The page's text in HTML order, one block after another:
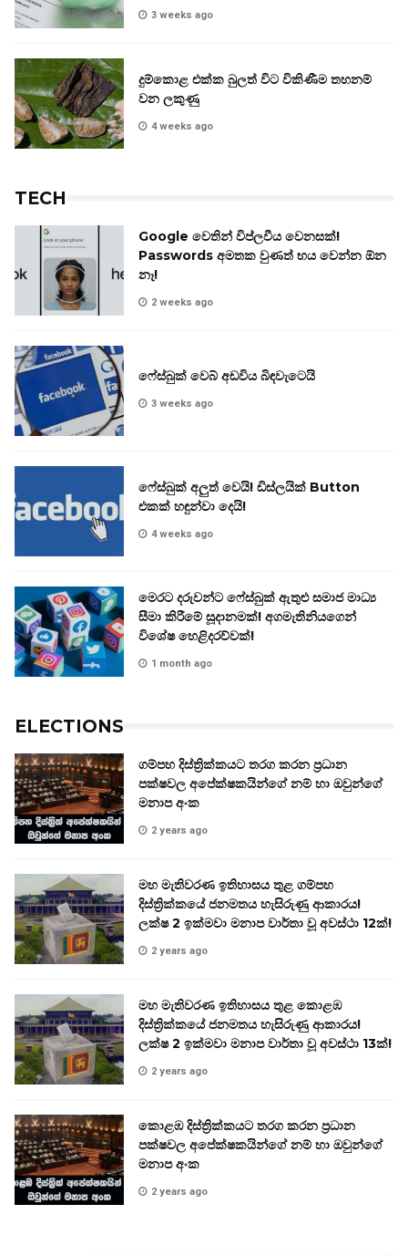
3 weeks ago
දුම්කොළ එක්ක බුලත් විට විකිණීම තහනම්
වන ලකුණු
4 weeks ago
TECH
Google වෙතින් විප්ලවීය වෙනසක්!
Passwords අමතක වුණත් භය වෙන්න ඕන
නෑ!
2 weeks ago
ෆේස්බුක් වෙබ් අඩවිය බිඳවැටෙයි
3 weeks ago
ෆේස්බුක් අලුත් වෙයි! ඩිස්ලයික් Button
එකක් හඳුන්වා දෙයි!
4 weeks ago
මෙරට දරුවන්ට ෆේස්බුක් ඇතුළු සමාජ මාධ්‍ය
සීමා කිරීමේ සූදානමක්! අගමැතිනියගෙන්
විශේෂ හෙළිදරව්වක්!
1 month ago
ELECTIONS
ගම්පහ දිස්ත්‍රික්කයට තරග කරන ප්‍රධාන
පක්ෂවල අපේක්ෂකයින්ගේ නම් හා ඔවුන්ගේ
මනාප අංක
2 years ago
මහ මැතිවරණ ඉතිහාසය තුළ ගම්පහ
දිස්ත්‍රික්කයේ ජනමතය හැසිරුණු ආකාරය!
ලක්ෂ 2 ඉක්මවා මනාප වාර්තා වූ අවස්ථා 12ක්!
2 years ago
මහ මැතිවරණ ඉතිහාසය තුළ කොළඹ
දිස්ත්‍රික්කයේ ජනමතය හැසිරුණු ආකාරය!
ලක්ෂ 2 ඉක්මවා මනාප වාර්තා වූ අවස්ථා 13ක්!
2 years ago
කොළඹ දිස්ත්‍රික්කයට තරග කරන ප්‍රධාන
පක්ෂවල අපේක්ෂකයින්ගේ නම් හා ඔවුන්ගේ
මනාප අංක
2 years ago